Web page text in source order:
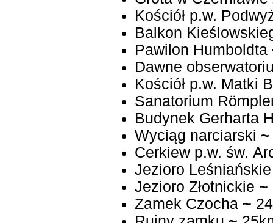
Kościół p.w.
Balkon
Pawilon Humboldta
Dawne
Kościół p.w. Matki
Sanatorium
Budynek Gerharta
Wyciąg narciarski ~
Cerkiew p.w. św.
Jezioro Leśniańskie
Jezioro Złotnickie ~
Zamek Czocha ~